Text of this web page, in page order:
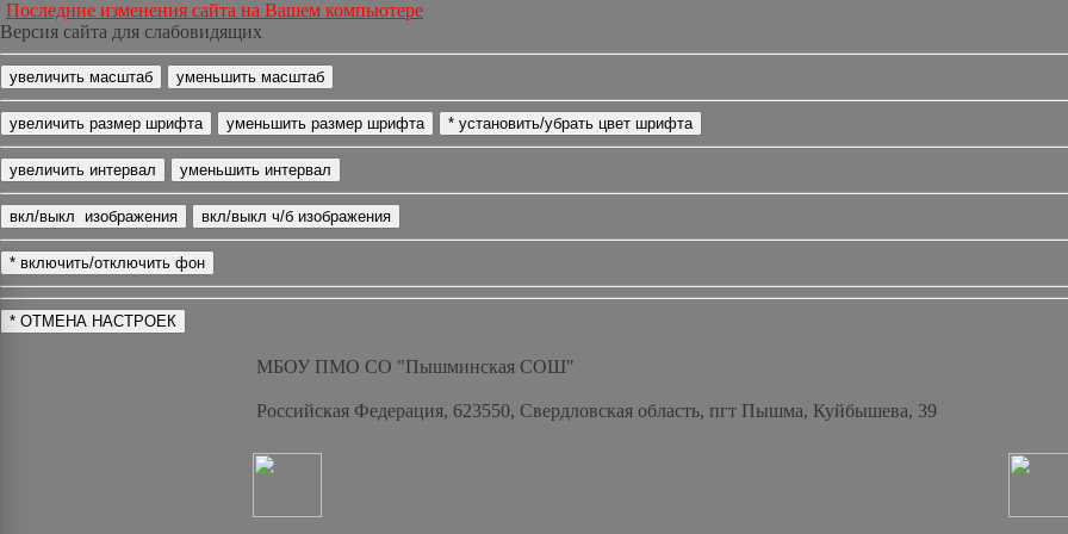
Последние изменения сайта на Вашем компьютере
Версия сайта для слабовидящих
МБОУ ПМО СО "Пышминская СОШ"
Российская Федерация, 623550, Свердловская область, пгт Пышма, Куйбышева, 39